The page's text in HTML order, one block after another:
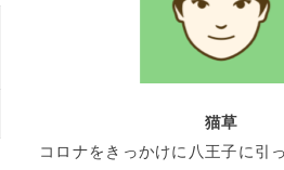
猫草
コロナをきっかけに八王子に引